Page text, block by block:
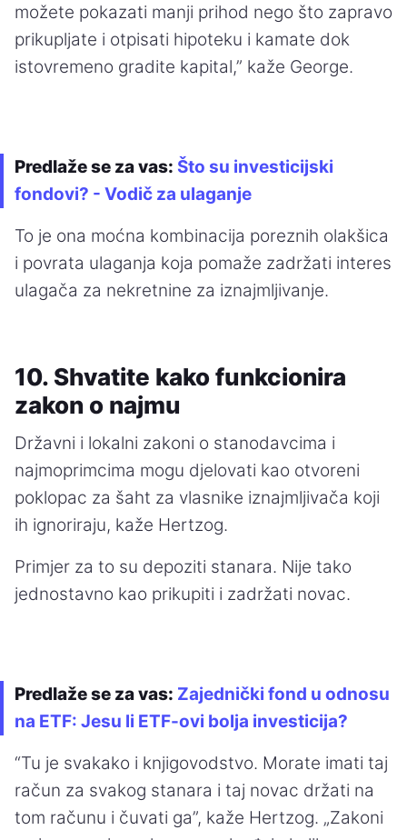
možete pokazati manji prihod nego što zapravo
prikupljate i otpisati hipoteku i kamate dok
istovremeno gradite kapital,” kaže George.
Predlaže se za vas: Što su investicijski
fondovi? - Vodič za ulaganje
To je ona moćna kombinacija poreznih olakšica
i povrata ulaganja koja pomaže zadržati interes
ulagača za nekretnine za iznajmljivanje.
10. Shvatite kako funkcionira
zakon o najmu
Državni i lokalni zakoni o stanodavcima i
najmoprimcima mogu djelovati kao otvoreni
poklopac za šaht za vlasnike iznajmljivača koji
ih ignoriraju, kaže Hertzog.
Primjer za to su depoziti stanara. Nije tako
jednostavno kao prikupiti i zadržati novac.
Predlaže se za vas: Zajednički fond u odnosu
na ETF: Jesu li ETF-ovi bolja investicija?
“Tu je svakako i knjigovodstvo. Morate imati taj
račun za svakog stanara i taj novac držati na
tom računu i čuvati ga”, kaže Hertzog. „Zakoni